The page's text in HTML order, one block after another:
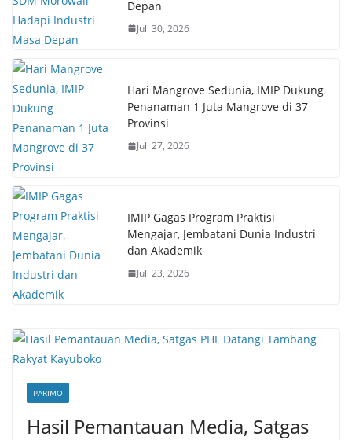
Depan
Juli 30, 2026
Hari Mangrove Sedunia, IMIP Dukung
Penanaman 1 Juta Mangrove di 37
Provinsi
Juli 27, 2026
IMIP Gagas Program Praktisi
Mengajar, Jembatani Dunia Industri
dan Akademik
Juli 23, 2026
PARIMO
Hasil Pemantauan Media, Satgas